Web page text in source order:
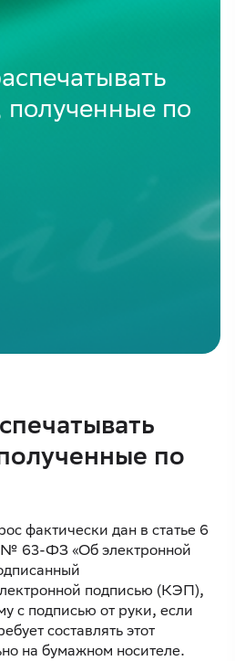
по
по
фактически дан в статье 6
№ 63-ФЗ «Об электронной
подписью (КЭП),
с подписью от руки, если
составлять этот
на бумажном носителе.